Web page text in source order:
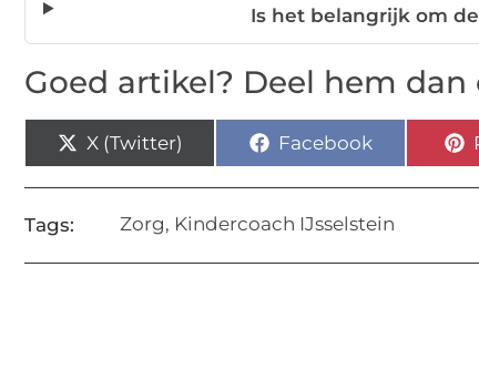
Is het belangrijk om
Goed artikel? Deel hem dan
X (Twitter) Facebook
Tags: Zorg, Kindercoach IJsselstein